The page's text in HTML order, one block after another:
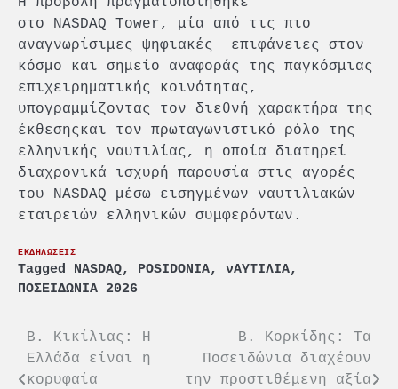
στο NASDAQ Tower, μία από τις πιο
αναγνωρίσιμες ψηφιακές επιφάνειες στον
κόσμο και σημείο αναφοράς της παγκόσμιας
επιχειρηματικής κοινότητας,
υπογραμμίζοντας τον διεθνή χαρακτήρα της
έκθεσηςκαι τον πρωταγωνιστικό ρόλο της
ελληνικής ναυτιλίας, η οποία διατηρεί
διαχρονικά ισχυρή παρουσία στις αγορές
του NASDAQ μέσω εισηγμένων ναυτιλιακών
εταιρειών ελληνικών συμφερόντων.
ΕΚΔΗΛΩΣΕΙΣ
Tagged NASDAQ, POSIDONIA, νΑΥΤΙΛΙΑ,
ΠΟΣΕΙΔΩΝΙΑ 2026
Πλοήγηση
άρθρων
Β. Κικίλιας: Η
Ελλάδα είναι η
κορυφαία
Β. Κορκίδης: Τα
Ποσειδώνια διαχέουν
την προστιθέμενη αξία